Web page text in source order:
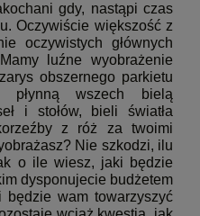
gdy, nastąpi czas
Oczywiście większość z
oczywistych głównych
luźne wyobrażenie
obszernego parkietu
płynną wszech bielą
i stołów, bieli światła
z róż za twoimi
Nie szkodzi, ilu
o ile wiesz, jaki będzie
dysponujecie budżetem
wam towarzyszyć